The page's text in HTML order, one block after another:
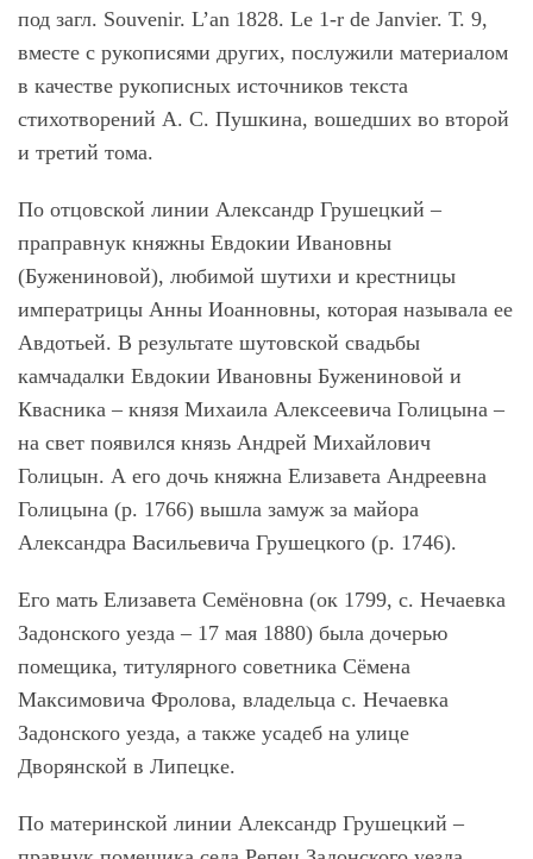
под загл. Souvenir. L’an 1828. Le 1-r de Janvier. Т. 9,
вместе с рукописями других, послужили материалом
в качестве рукописных источников текста
стихотворений А. С. Пушкина, вошедших во второй
и третий тома.
По отцовской линии Александр Грушецкий –
праправнук княжны Евдокии Ивановны
(Бужениновой), любимой шутихи и крестницы
императрицы Анны Иоанновны, которая называла ее
Авдотьей. В результате шутовской свадьбы
камчадалки Евдокии Ивановны Бужениновой и
Квасника – князя Михаила Алексеевича Голицына –
на свет появился князь Андрей Михайлович
Голицын. А его дочь княжна Елизавета Андреевна
Голицына (р. 1766) вышла замуж за майора
Александра Васильевича Грушецкого (р. 1746).
Его мать Елизавета Семёновна (ок 1799, с. Нечаевка
Задонского уезда – 17 мая 1880) была дочерью
помещика, титулярного советника Сёмена
Максимовича Фролова, владельца с. Нечаевка
Задонского уезда, а также усадеб на улице
Дворянской в Липецке.
По материнской линии Александр Грушецкий –